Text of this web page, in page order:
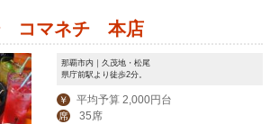
コマネチ 本店
那覇市内｜久茂地・松尾
県庁前駅より徒歩2分。
￥ 平均予算 2,000円台
席 35席